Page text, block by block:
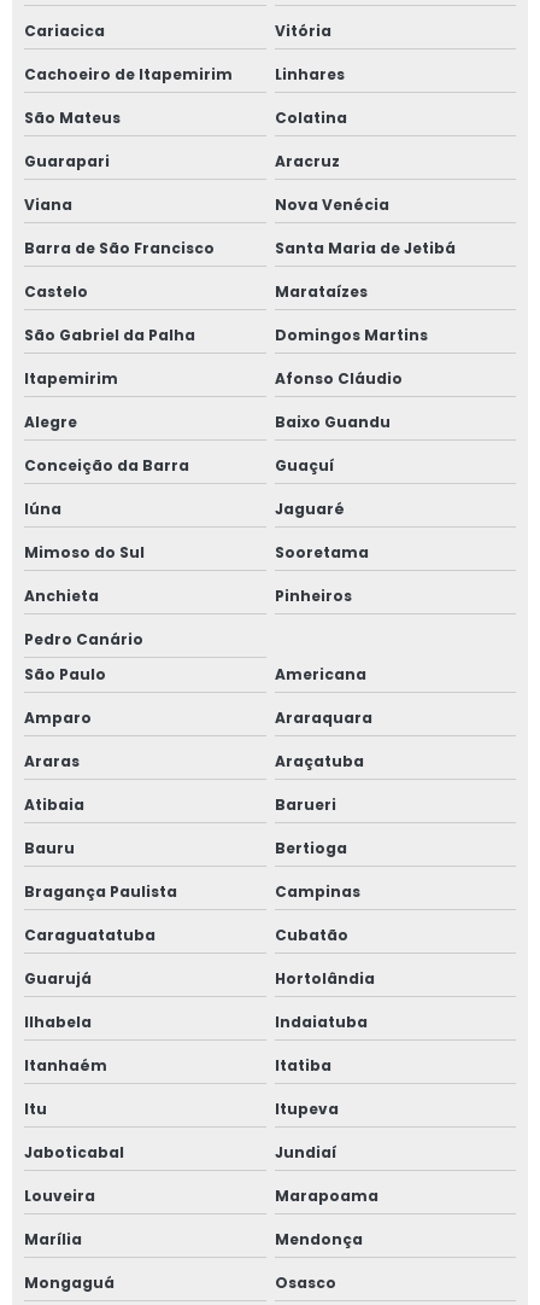
Cariacica Vitória
Cachoeiro de Itapemirim Linhares
São Mateus Colatina
Guarapari Aracruz
Viana Nova Venécia
Barra de São Francisco Santa Maria de Jetibá
Castelo Marataízes
São Gabriel da Palha Domingos Martins
Itapemirim Afonso Cláudio
Alegre Baixo Guandu
Conceição da Barra Guaçuí
Iúna Jaguaré
Mimoso do Sul Sooretama
Anchieta Pinheiros
Pedro Canário
São Paulo
Americana
Amparo Araraquara
Araras Araçatuba
Atibaia Barueri
Bauru Bertioga
Bragança Paulista Campinas
Caraguatatuba Cubatão
Guarujá Hortolândia
Ilhabela Indaiatuba
Itanhaém Itatiba
Itu Itupeva
Jaboticabal Jundiaí
Louveira Marapoama
Marília Mendonça
Mongaguá Osasco